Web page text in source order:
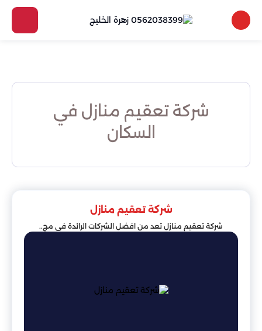
شركة تعقيم منازل في
السكان
شركة تعقيم منازل
شركة تعقيم منازل تعد من افضل الشركات الرائدة في مج..